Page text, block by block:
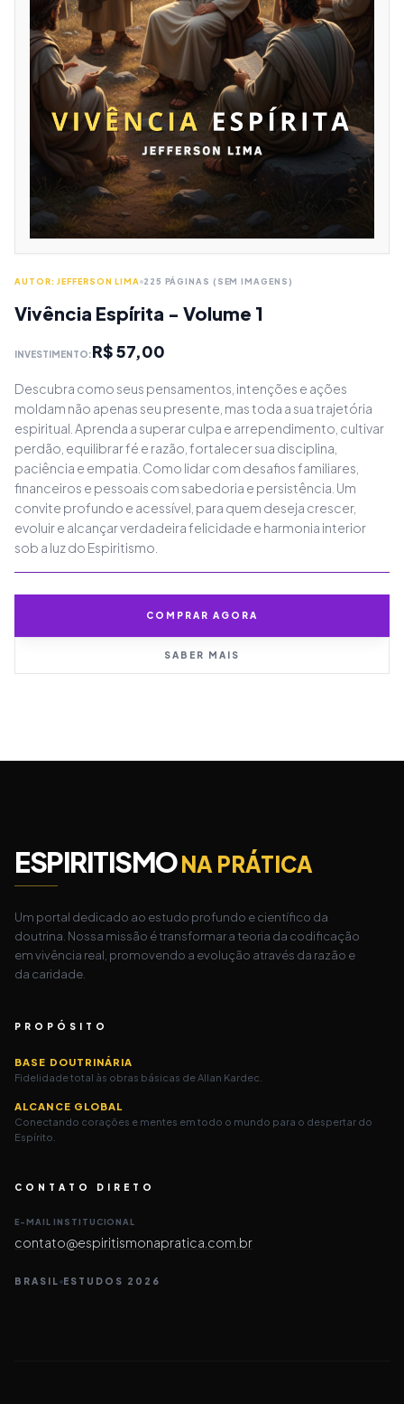
AUTOR: JEFFERSON LIMA 225 PÁGINAS (SEM IMAGENS)
Vivência Espírita - Volume 1
INVESTIMENTO:R$ 57,00
Descubra como seus pensamentos, intenções e ações
moldam não apenas seu presente, mas toda a sua trajetória
espiritual. Aprenda a superar culpa e arrependimento, cultivar
perdão, equilibrar fé e razão, fortalecer sua disciplina,
paciência e empatia. Como lidar com desafios familiares,
financeiros e pessoais com sabedoria e persistência. Um
convite profundo e acessível, para quem deseja crescer,
evoluir e alcançar verdadeira felicidade e harmonia interior
sob a luz do Espiritismo.
COMPRAR AGORA
SABER MAIS
ESPIRITISMONA PRÁTICA
Um portal dedicado ao estudo profundo e científico da
doutrina. Nossa missão é transformar a teoria da codificação
em vivência real, promovendo a evolução através da razão e
da caridade.
PROPÓSITO
BASE DOUTRINÁRIA
Fidelidade total às obras básicas de Allan Kardec.
ALCANCE GLOBAL
Conectando corações e mentes em todo o mundo para o despertar do
Espírito.
CONTATO DIRETO
E-MAIL INSTITUCIONAL
contato@espiritismonapratica.com.br
BRASIL ESTUDOS 2026